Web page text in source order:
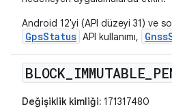
Android 12'yi (API düzeyi 31) ve
GpsStatus API kullanımı,
BLOCK IMMUTABLE
Değişiklik kimliği: 171317480